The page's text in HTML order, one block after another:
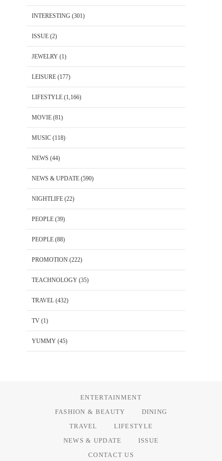
INTERESTING (301)
ISSUE (2)
JEWELRY (1)
LEISURE (177)
LIFESTYLE (1,166)
MOVIE (81)
MUSIC (118)
NEWS (44)
NEWS & UPDATE (590)
NIGHTLIFE (22)
PEOPLE (39)
PEOPLE (88)
PROMOTION (222)
TEACHNOLOGY (35)
TRAVEL (432)
TV (1)
YUMMY (45)
ENTERTAINMENT
FASHION & BEAUTY
DINING
TRAVEL
LIFESTYLE
NEWS & UPDATE
ISSUE
CONTACT US